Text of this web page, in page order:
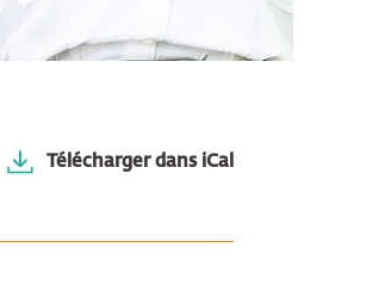
Télécharger dans iCal